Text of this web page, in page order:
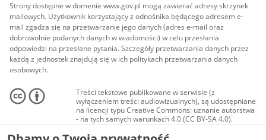
Strony dostępne w domenie www.gov.pl mogą zawierać adresy skrzynek
mailowych. Użytkownik korzystający z odnośnika będącego adresem e-
mail zgadza się na przetwarzanie jego danych (adres e-mail oraz
dobrowolnie podanych danych w wiadomości) w celu przesłania
odpowiedzi na przesłane pytania. Szczegóły przetwarzania danych przez
każdą z jednostek znajdują się w ich politykach przetwarzania danych
osobowych.
Treści tekstowe publikowane w serwisie (z
wyłączeniem treści audiowizualnych), są udostępniane
na licencji typu Creative Commons: uznanie autorstwa
- na tych samych warunkach 4.0 (CC BY-SA 4.0).
Materiały audiowizualne, w tym zdjęcia, materiały
audio i wideo, są udostępniane na licencji typu